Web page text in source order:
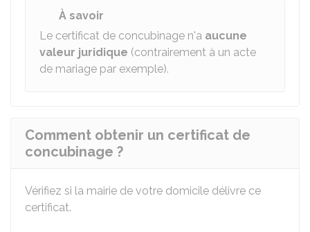
À savoir
Le certificat de concubinage n'a aucune
valeur juridique (contrairement à un acte
de mariage par exemple).
Comment obtenir un certificat de
concubinage ?
Vérifiez si la mairie de votre domicile délivre ce
certificat.